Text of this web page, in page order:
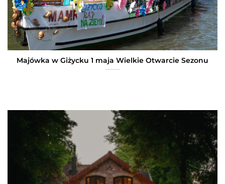
Majówka w Giżycku 1 maja Wielkie Otwarcie Sezonu